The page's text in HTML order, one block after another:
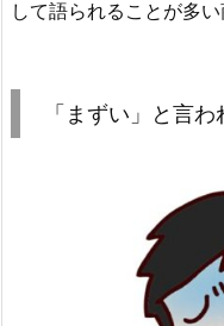
して語られることが多
「まずい」と言